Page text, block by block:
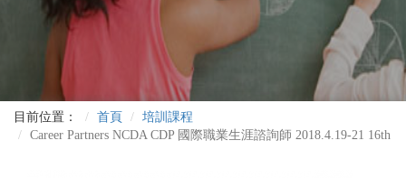
目前位置： 首頁
培訓課程
Career Partners NCDA CDP 國際職業生涯諮詢師 2018.4.19-21 16th